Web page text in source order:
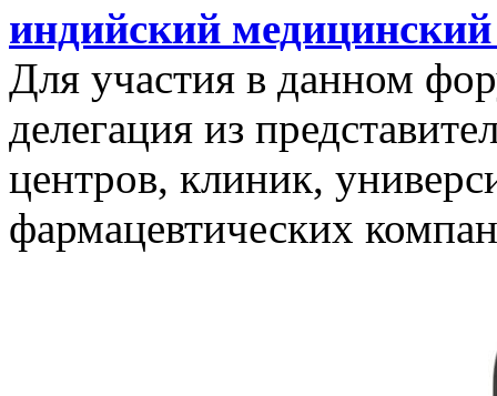
индийский
Для участия в данном
делегация из
центров, клиник,
фармацевтических